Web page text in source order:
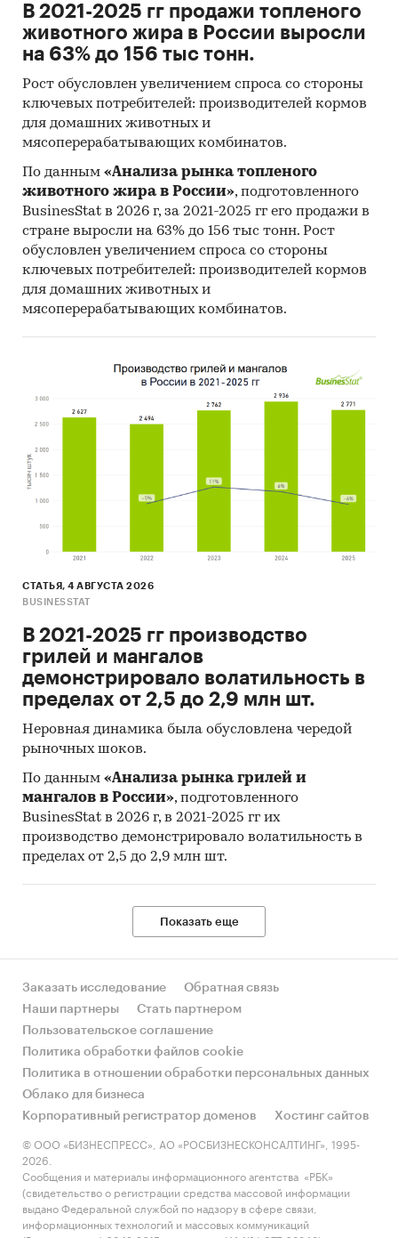
В 2021-2025 гг продажи топленого
животного жира в России выросли
на 63% до 156 тыс тонн.
Рост обусловлен увеличением спроса со стороны
ключевых потребителей: производителей кормов
для домашних животных и
мясоперерабатывающих комбинатов.
По данным «Анализа рынка топленого
животного жира в России», подготовленного
BusinesStat в 2026 г, за 2021-2025 гг его продажи в
стране выросли на 63% до 156 тыс тонн. Рост
обусловлен увеличением спроса со стороны
ключевых потребителей: производителей кормов
для домашних животных и
мясоперерабатывающих комбинатов.
СТАТЬЯ, 4 АВГУСТА 2026
BUSINESSTAT
В 2021-2025 гг производство
грилей и мангалов
демонстрировало волатильность в
пределах от 2,5 до 2,9 млн шт.
Неровная динамика была обусловлена чередой
рыночных шоков.
По данным «Анализа рынка грилей и
мангалов в России», подготовленного
BusinesStat в 2026 г, в 2021-2025 гг их
производство демонстрировало волатильность в
пределах от 2,5 до 2,9 млн шт.
Показать еще
Заказать исследование
Обратная связь
Наши партнеры
Стать партнером
Пользовательское соглашение
Политика обработки файлов cookie
Политика в отношении обработки персональных данных
Облако для бизнеса
Корпоративный регистратор доменов
Хостинг сайтов
© ООО «БИЗНЕСПРЕСС», АО «РОСБИЗНЕСКОНСАЛТИНГ», 1995-
2026.
Сообщения и материалы информационного агентства «РБК»
(свидетельство о регистрации средства массовой информации
выдано Федеральной службой по надзору в сфере связи,
информационных технологий и массовых коммуникаций